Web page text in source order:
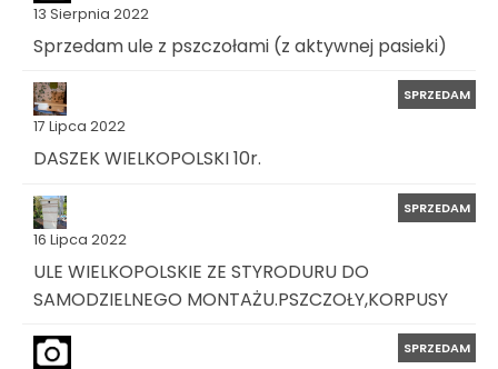
13 Sierpnia 2022
Sprzedam ule z pszczołami (z aktywnej pasieki)
17 Lipca 2022
SPRZEDAM
DASZEK WIELKOPOLSKI 10r.
16 Lipca 2022
SPRZEDAM
ULE WIELKOPOLSKIE ZE STYRODURU DO
SAMODZIELNEGO MONTAŻU.PSZCZOŁY,KORPUSY
SPRZEDAM